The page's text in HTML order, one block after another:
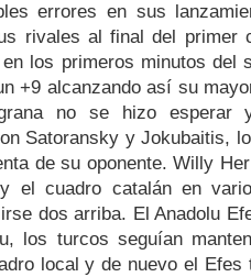
errores en sus
rivales al final del primer
los primeros minutos del
+9 alcanzando así su
no se hizo
Satoransky y Jokubaitis,
de su oponente. Willy
el cuadro catalán en
dos arriba. El Anadolu
los turcos seguían
local y de nuevo el Efes